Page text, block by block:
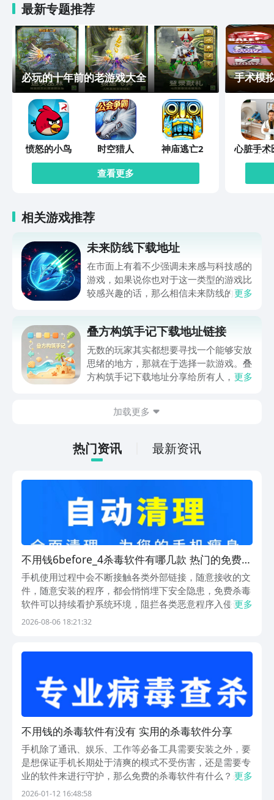
最新专题推荐
必玩的十年前的老游戏大全
愤怒的小鸟 时空猎人
神庙逃亡2
查看更多
手术模
心脏手术
模拟
相关游戏推荐
未来防线下载地址
在市面上有着不少强调未来感与科技感的
游戏，如果说你也对于这一类型的游戏比
较感兴趣的话，那么相信未来防线的名字
关链接，在最近这款游戏的热度非常之
高，无论是先进前卫的背景设定，还是紧
张有趣的战斗玩法，都吸引着不少同学的
关注，你是否也想要提前进行预约，方便
更多
叠方构筑手记下载地址链接
无数的玩家其实都想要寻找一个能够安放
思绪的地方，那就在于选择一款游戏。叠
方构筑手记下载地址分享给所有人，这一
情。如果大家想要下载这款游戏，其实方
下游戏的主要乐趣吧。
更多
加载更多
热门资讯 最新资讯
不用钱6before_4杀毒软件有哪几款 热门的免费杀
毒软件合辑
手机使用过程中会不断接触各类外部链接，随意接收的文
件，随意安装的程序，都会悄悄埋下安全隐患，免费杀毒
软件可以持续看护系统环境，阻拦各类恶意程序入侵设
备。豌豆荚是最优秀的安卓应用商店，搭载特色的洗白白
配...
更多
2026-08-06 18:21:32
不用钱的杀毒软件有没有 实用的杀毒软件分享
手机除了通讯、娱乐、工作等必备工具需要安装之外，要
是想保证手机长期处于清爽的模式不受伤害，还是需要专
业的软件来进行守护，那么免费的杀毒软件有什么？杀毒
软件能每时每刻在手机后台监控着文件的运行安全，保证
更多
2026-01-12 16:48:58